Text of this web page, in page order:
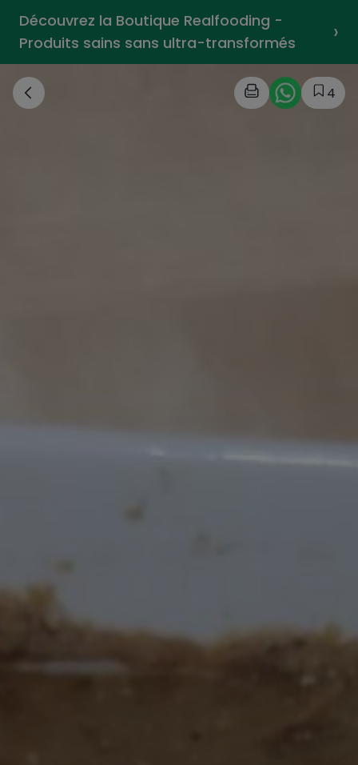
Découvrez la Boutique Realfooding -
Produits sains sans ultra-transformés
›
4